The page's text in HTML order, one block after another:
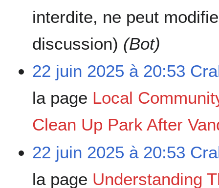
interdite, ne peut
discussion) (Bot)
22 juin 2025 à 20:53
la page Local
Clean Up Park After
22 juin 2025 à 20:53
la page Understanding